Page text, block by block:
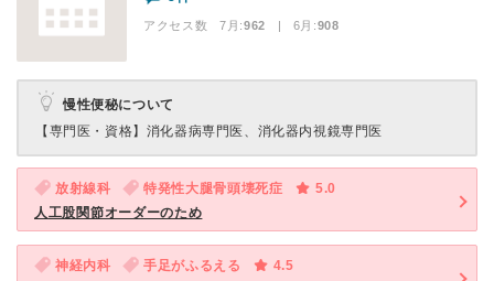
アクセス数 7月:962 | 6月:908
慢性便秘について
【専門医・資格】 消化器病専門医、消化器内視鏡専門医
放射線科 特発性大腿骨頭壊死症
5.0
人工股関節オーダーのため
神経内科 手足がふるえる
4.5